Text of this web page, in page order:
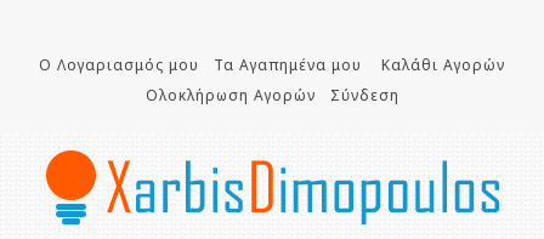
περιεχόμενο
Ο Λογαριασμός μου Τα Αγαπημένα μου
Καλάθι Αγορών
Ολοκλήρωση Αγορών
Σύνδεση